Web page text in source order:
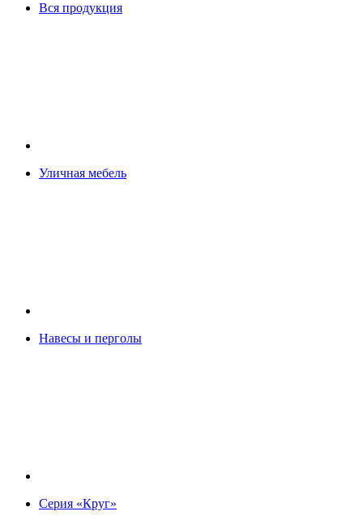
Вся продукция
Уличная мебель
Навесы и перголы
Серия «Круг»